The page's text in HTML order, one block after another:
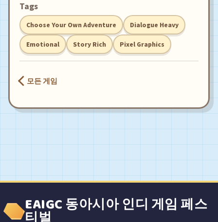
Tags
Choose Your Own Adventure Dialogue Heavy
Emotional Story Rich Pixel Graphics
모든 게임
EAIGC 동아시아 인디 게임 페스